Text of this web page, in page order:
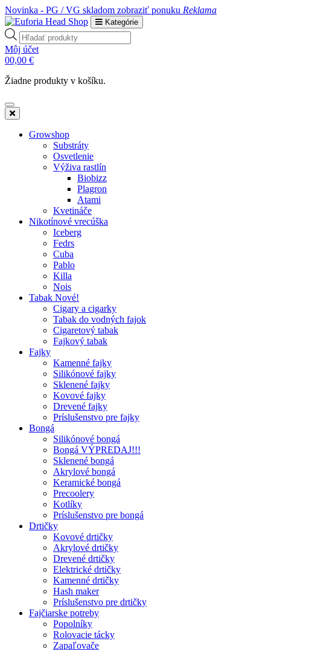
Novinka - PG / VG skladom zobraziť ponuku Reklama
Kategórie
Products
search
Môj účet
00,00 €
Žiadne produkty v košíku.
Growshop
Substráty
Osvetlenie
Výživa rastlín
Biobizz
Plagron
Atami
Kvetináče
Nikotínové vrecúška
Iceberg
Fedrs
Cuba
Pablo
Killa
Nois
Tabak Nové!
Cigary a cigarky
Tabak do vodných fajok
Cigaretový tabak
Fajkový tabak
Fajky
Kamenné fajky
Silikónové fajky
Sklenené fajky
Kovové fajky
Drevené fajky
Príslušenstvo pre fajky
Bongá
Silikónové bongá
Bongá VÝPREDAJ!!!
Sklenené bongá
Akrylové bongá
Keramické bongá
Precoolery
Kotlíky
Príslušenstvo pre bongá
Drtičky
Kovové drtičky
Akrylové drtičky
Drevené drtičky
Elektrické drtičky
Kamenné drtičky
Hash maker
Príslušenstvo pre drtičky
Fajčiarske potreby
Popolníky
Rolovacie tácky
Zapaľovače